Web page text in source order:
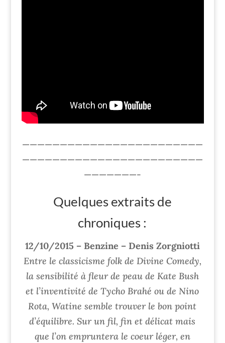
————————————————————————
————————————————————————
———————-
Quelques extraits de
chroniques :
12/10/2015 – Benzine – Denis Zorgniotti
Entre le classicisme folk de Divine Comedy,
la sensibilité à fleur de peau de Kate Bush
et l’inventivité de Tycho Brahé ou de Nino
Rota, Watine semble trouver le bon point
d’équilibre. Sur un fil, fin et délicat mais
que l’on empruntera le coeur léger, en